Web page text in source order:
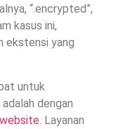
“.encrypted”,
kasus ini,
ekstensi yang
untuk
dengan
. Layanan